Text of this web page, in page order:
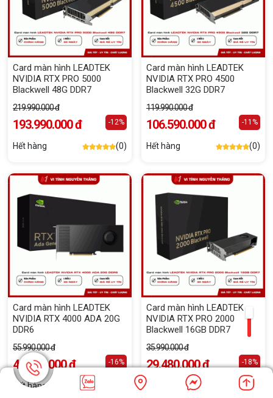
Card màn hình LEADTEK
NVIDIA RTX PRO 5000
Blackwell 48G DDR7
219.990.000 đ
193.990.000 đ -12%
Hết hàng (0)
Card màn hình LEADTEK
NVIDIA RTX PRO 4500
Blackwell 32G DDR7
119.990.000 đ
106.590.000 đ -11%
Hết hàng (0)
Card màn hình LEADTEK
NVIDIA RTX 4000 ADA 20G
DDR6
55.990.000 đ
46.990.000 đ -16%
Hết hàng
Card màn hình LEADTEK
NVIDIA RTX PRO 2000
Blackwell 16GB DDR7
35.990.000 đ
29.480.000 đ -18%
Hết hàng (0)